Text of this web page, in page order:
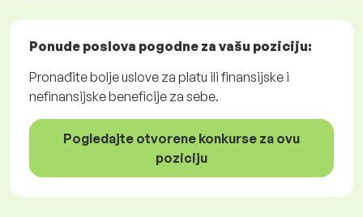
Ponude poslova pogodne za vašu poziciju:
Pronađite bolje uslove za platu ili finansijske i
nefinansijske beneficije za sebe.
Pogledajte otvorene konkurse za ovu
poziciju